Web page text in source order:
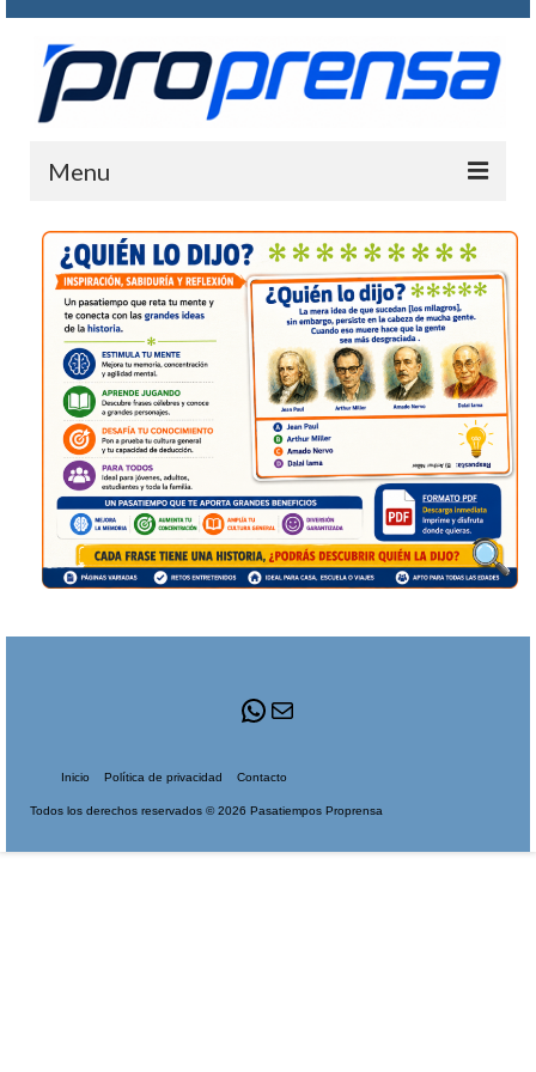
Menu
INICIO
QUIENE SOMOS
FOTOGRAMAS
PASATIEMPOS
CONTACTO
WhatsApp
Correo
Inicio Política de privacidad Contacto
Todos los derechos reservados © 2026 Pasatiempos Proprensa